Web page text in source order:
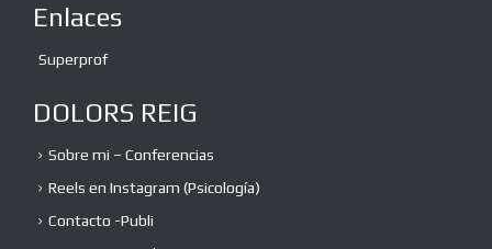
Enlaces
Superprof
DOLORS REIG
Sobre mi – Conferencias
Reels en Instagram (Psicología)
Contacto -Publi